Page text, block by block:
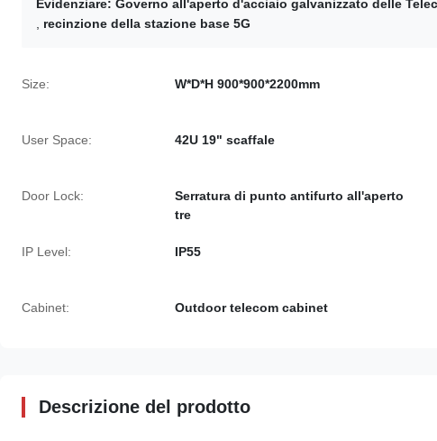
Evidenziare: Governo all'aperto d'acciaio galvanizzato delle
recinzione della stazione base 5G
Size: W*D*H 900*900*2200mm
User Space: 42U 19" scaffale
Door Lock:
Serratura di punto antifurto all'aperto
tre
IP Level: IP55
Cabinet: Outdoor telecom cabinet
Descrizione del prodotto